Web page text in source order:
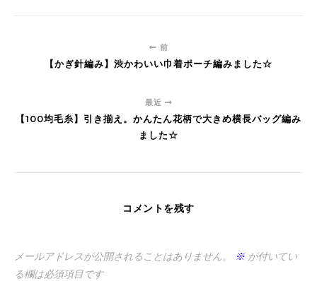
前
【かぎ針編み】渋かわいい巾着ポーチ編みました☆
最近
【100均毛糸】引き揃え。かんたん花柄で大きめ横長バッグ編み
ました☆
コメントを残す
メールアドレスが公開されることはありません。 ※が付いてい
る欄は必須項目です